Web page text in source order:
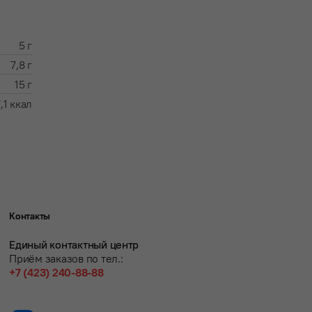
5 г
7,8 г
15 г
ккал
Контакты
Единый контактный центр
Приём заказов по тел.:
+7 (423) 240-88-88